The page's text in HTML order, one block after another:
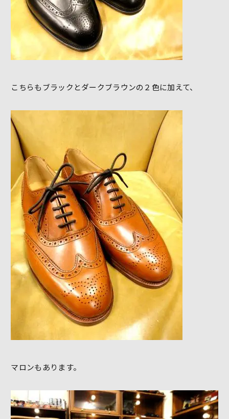
こちらもブラックとダークブラウンの２色に加えて、
マロンもあります。